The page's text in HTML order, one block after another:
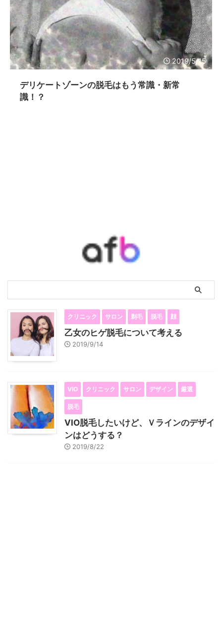
2019/5/15
デリケートゾーンの脱毛はもう常識・新常
識！？
クリニック サロン 剃毛 脱毛 顔
乙女のヒゲ脱毛について考える
2019/9/14
VIO クリニック サロン デザイン 厳選
脱毛
VIO脱毛したいけど、Ｖラインのデザイ
ンはどうする？
2019/8/22